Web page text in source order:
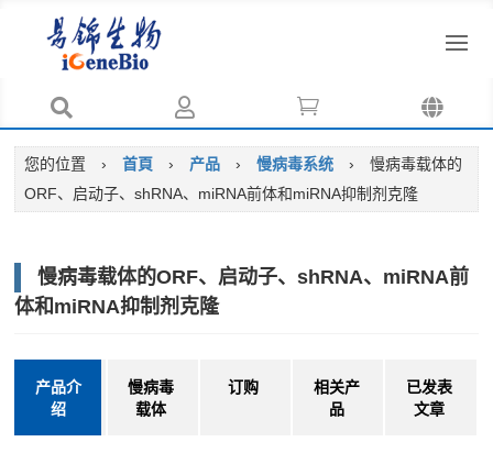
   
您的位置 › 首頁 › 产品 › 慢病毒系统 ›
慢病毒载体的
ORF、启动子、shRNA、miRNA前体和miRNA抑制剂克隆
慢病毒载体的ORF、启动子、shRNA、miRNA前
体和miRNA抑制剂克隆
产品介
绍
慢病毒
载体
订购
相关产
品
已发表
文章